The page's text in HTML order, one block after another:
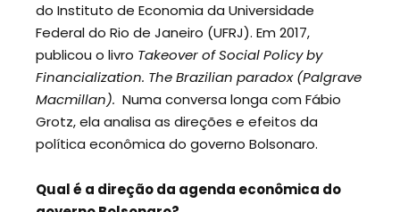
do Instituto de Economia da Universidade
Federal do Rio de Janeiro (UFRJ). Em 2017,
publicou o livro Takeover of Social Policy by
Financialization. The Brazilian paradox (Palgrave
Macmillan). Numa conversa longa com Fábio
Grotz, ela analisa as direções e efeitos da
política econômica do governo Bolsonaro.
Qual é a direção da agenda econômica do